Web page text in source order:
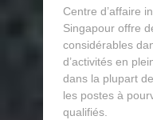
Centre d’affaire
Singapour offre
considérables
d’activités en
dans la plupart
les postes à
qualifiés.